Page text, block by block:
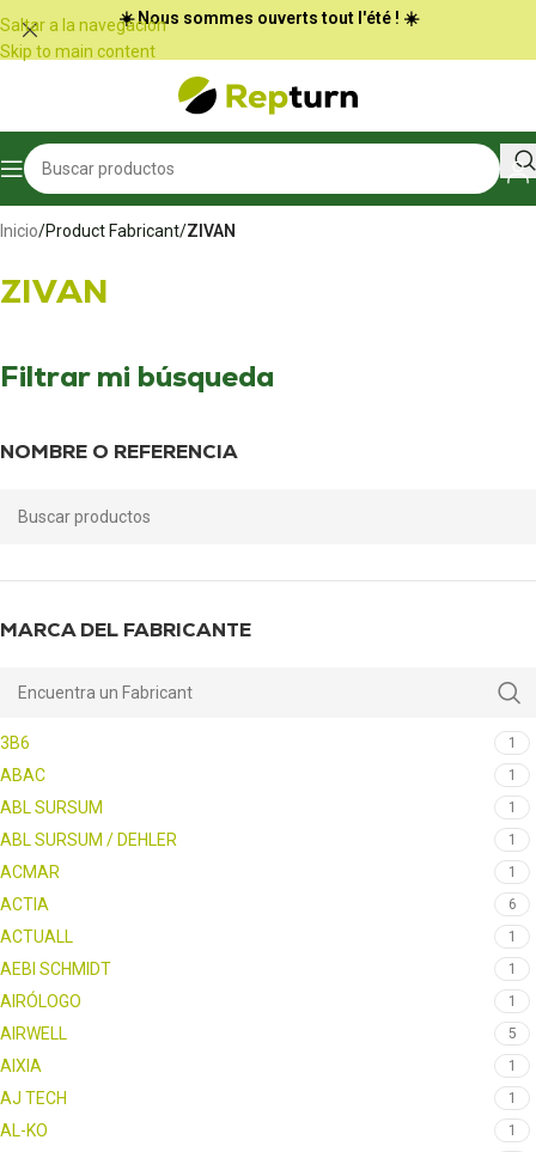
Panel de gestión de cookies
Saltar a la navegación
Skip to main content
☀️ Nous sommes ouverts tout l'été ! ☀️
Inicio/Product Fabricant/ZIVAN
ZIVAN
Filtrar mi búsqueda
NOMBRE O REFERENCIA
MARCA DEL FABRICANTE
3B6 1
ABAC 1
ABL SURSUM 1
ABL SURSUM / DEHLER 1
ACMAR 1
ACTIA 6
ACTUALL 1
AEBI SCHMIDT 1
AIRÓLOGO 1
AIRWELL 5
AIXIA 1
AJ TECH 1
AL-KO 1